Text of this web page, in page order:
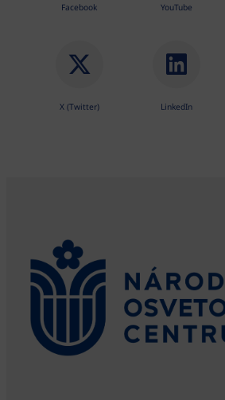
Facebook YouTube
X (Twitter) LinkedIn